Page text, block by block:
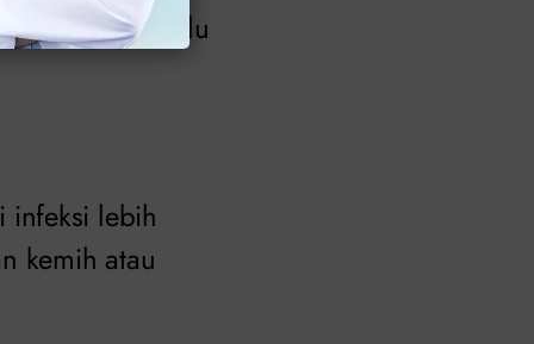
biarkan terlalu
infeksi lebih
kemih atau